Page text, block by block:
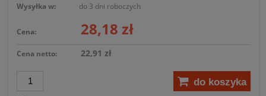
Wysyłka w: do 3 dni roboczych
Cena: 28,18 zł
Cena netto: 22,91 zł
do koszyka